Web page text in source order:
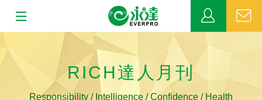
業務發展 RICH達人月刊
Responsibility / Intelligence / Confidence / Health